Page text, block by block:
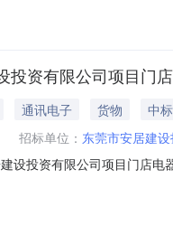
投资有限公司项目门
通讯电子 货物
中
招标单位： 东莞市安居建
设投资有限公司项目门店
告，2026年07月22日在广